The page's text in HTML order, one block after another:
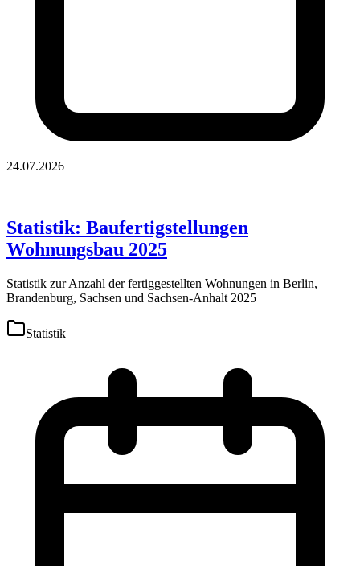
24.07.2026
Statistik: Baufertigstellungen
Wohnungsbau 2025
Statistik zur Anzahl der fertiggestellten Wohnungen in Berlin,
Brandenburg, Sachsen und Sachsen-Anhalt 2025
Statistik